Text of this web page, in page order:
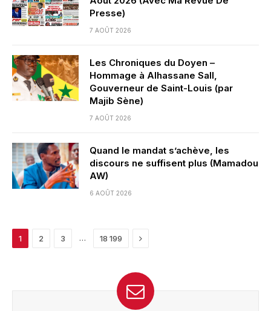
Presse)
7 AOÛT 2026
Les Chroniques du Doyen –
Hommage à Alhassane Sall,
Gouverneur de Saint-Louis (par
Majib Sène)
7 AOÛT 2026
Quand le mandat s’achève, les
discours ne suffisent plus (Mamadou
AW)
6 AOÛT 2026
1 2 3 … 18 199 Next